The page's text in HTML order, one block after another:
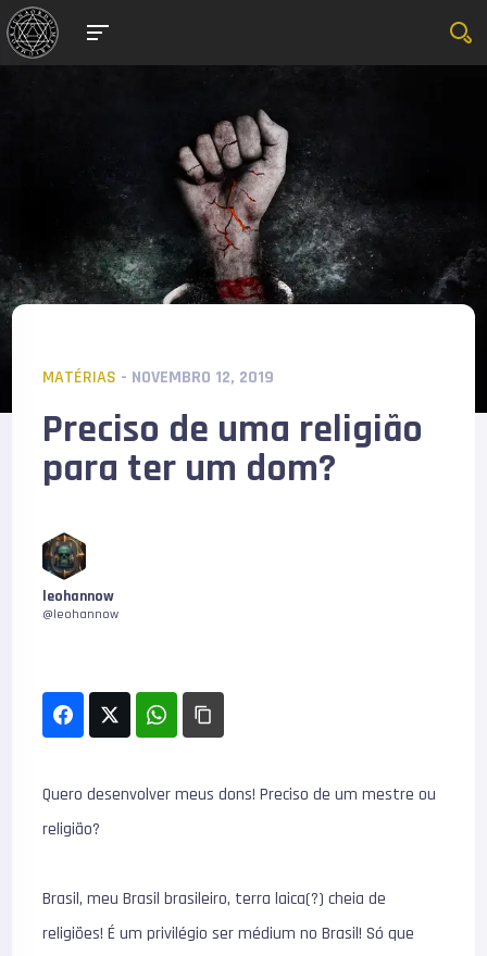
MATÉRIAS - NOVEMBRO 12, 2019
Preciso de uma religião
para ter um dom?
leohannow
@leohannow
Quero desenvolver meus dons! Preciso de um mestre ou
religião?
Brasil, meu Brasil brasileiro, terra laica(?) cheia de
religiões! É um privilégio ser médium no Brasil! Só que